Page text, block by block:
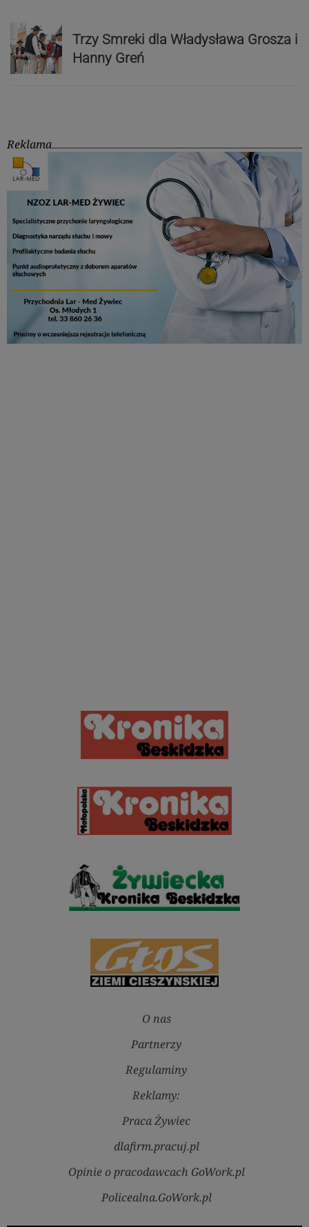
Trzy Smreki dla Władysława Grosza i
Hanny Greń
Reklama
O nas
Partnerzy
Regulaminy
Reklamy:
Praca Żywiec
dlafirm.pracuj.pl
Opinie o pracodawcach GoWork.pl
Policealna.GoWork.pl